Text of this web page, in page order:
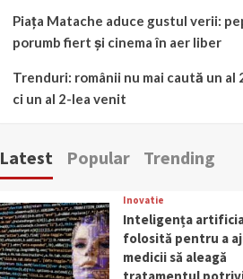
Piața Matache aduce gustul verii:
porumb fiert și cinema în aer liber
Trenduri: românii nu mai caută un al
ci un al 2-lea venit
Latest Popular Trending
Inovatie
Inteligența
folosită pentru a
medicii să aleagă
tratamentul